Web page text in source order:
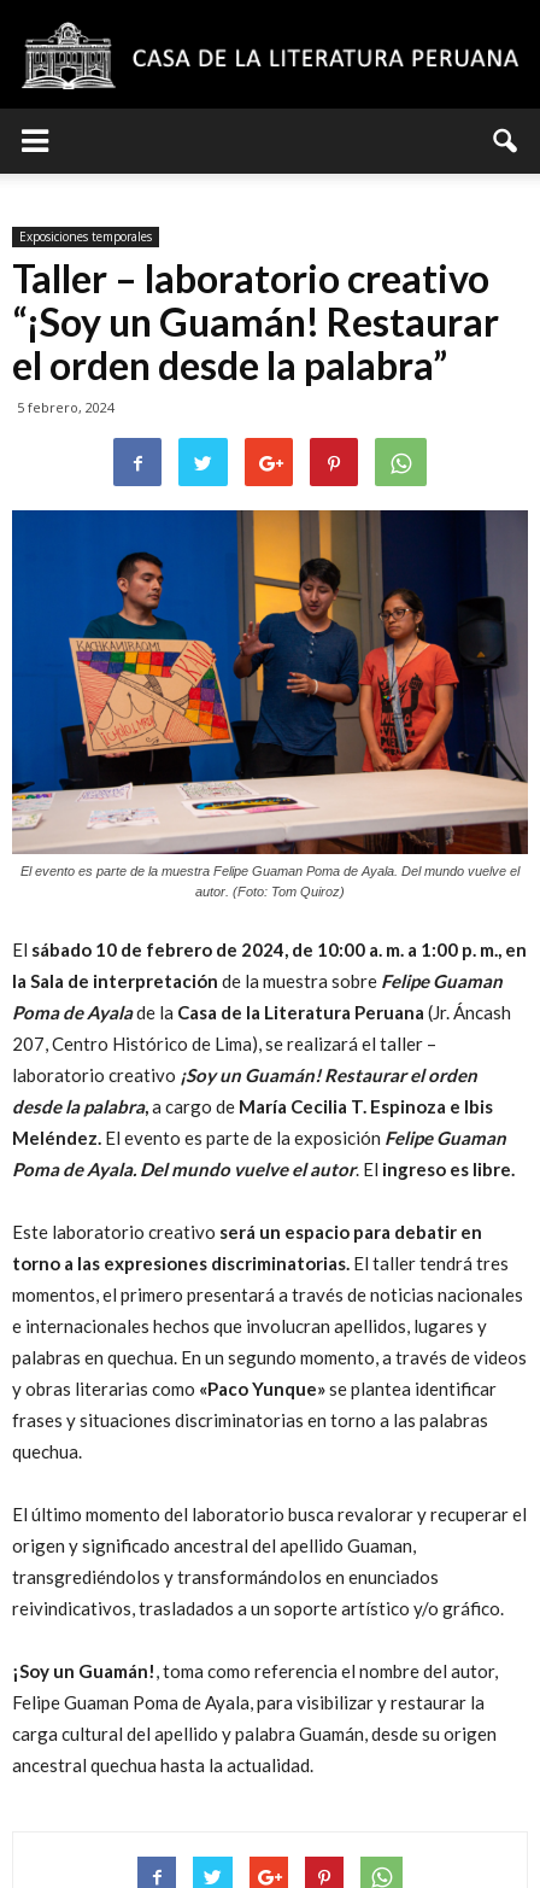
la
Literatura
Peruana
Exposiciones temporales
Taller – laboratorio creativo
“¡Soy un Guamán! Restaurar
el orden desde la palabra”
5 febrero, 2024
El evento es parte de la muestra Felipe Guaman Poma de Ayala. Del mundo vuelve el
autor. (Foto: Tom Quiroz)
El sábado 10 de febrero de 2024, de 10:00 a. m. a 1:00 p. m., en
la Sala de interpretación de la muestra sobre Felipe Guaman
Poma de Ayalade la Casa de la Literatura Peruana (Jr. Áncash
207, Centro Histórico de Lima), se realizará el taller –
laboratorio creativo ¡Soy un Guamán! Restaurar el orden
desde la palabra,a cargo de María Cecilia T. Espinoza e Ibis
Meléndez. El evento es parte de la exposición Felipe Guaman
Poma de Ayala. Del mundo vuelve el autor. El ingreso es libre.
Este laboratorio creativo será un espacio para debatir en
torno a las expresiones discriminatorias. El taller tendrá tres
momentos, el primero presentará a través de noticias nacionales
e internacionales hechos que involucran apellidos, lugares y
palabras en quechua. En un segundo momento, a través de videos
y obras literarias como «Paco Yunque»se plantea identificar
frases y situaciones discriminatorias en torno a las palabras
quechua.
El último momento del laboratorio busca revalorar y recuperar el
origen y significado ancestral del apellido Guaman,
transgrediéndolos y transformándolos en enunciados
reivindicativos, trasladados a un soporte artístico y/o gráfico.
¡Soy un Guamán!, toma como referencia el nombre del autor,
Felipe Guaman Poma de Ayala, para visibilizar y restaurar la
carga cultural del apellido y palabra Guamán, desde su origen
ancestral quechua hasta la actualidad.